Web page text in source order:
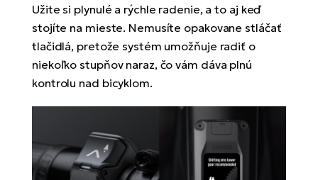
Užite si plynulé a rýchle radenie, a to aj keď
stojíte na mieste. Nemusíte opakovane stláčať
tlačidlá, pretože systém umožňuje radiť o
niekoľko stupňov naraz, čo vám dáva plnú
kontrolu nad bicyklom.